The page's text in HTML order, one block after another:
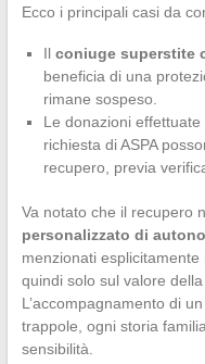
Ecco i principali casi da
Il coniuge superstite
beneficia di una
rimane sospeso.
Le donazioni
richiesta di ASPA
recupero, previa
Va notato che il recupero
personalizzato di
menzionati
quindi solo sul valore
L’accompagnamento di
trappole, ogni storia
sensibilità.